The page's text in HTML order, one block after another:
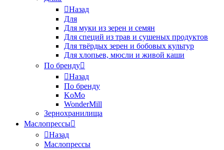
Назад
Для
Для муки из зерен и семян
Для специй из трав и сушеных продуктов
Для твёрдых зерен и бобовых культур
Для хлопьев, мюсли и живой каши
По бренду
Назад
По бренду
KoMo
WonderMill
Зернохранилища
Маслопрессы
Назад
Маслопрессы